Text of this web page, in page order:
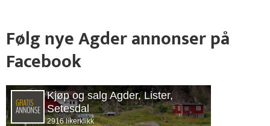
Følg nye Agder annonser på
Facebook
Kjøp og salg Agder, Lister,
Setesdal
2916 likerklikk